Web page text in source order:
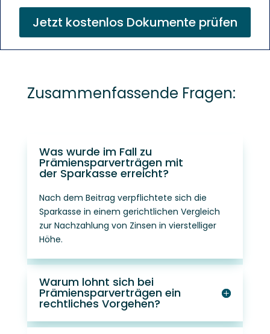
Jetzt kostenlos Dokumente prüfen
Zusammenfassende Fragen:
Was wurde im Fall zu
Prämiensparverträgen mit
der Sparkasse erreicht?
Nach dem Beitrag verpflichtete sich die
Sparkasse in einem gerichtlichen Vergleich
zur Nachzahlung von Zinsen in vierstelliger
Höhe.
Warum lohnt sich bei
Prämiensparverträgen ein
rechtliches Vorgehen?